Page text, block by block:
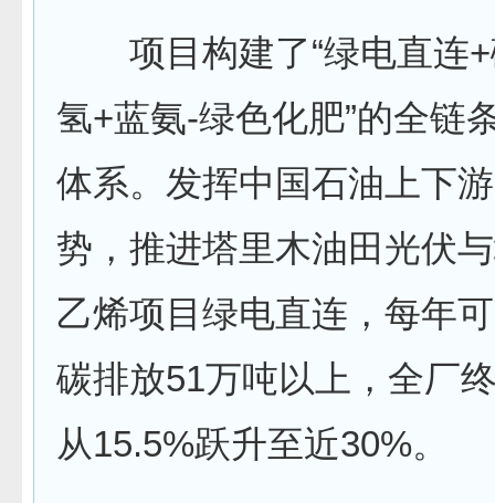
项目构建了“绿电直连+
氢+蓝氨-绿色化肥”的全链
体系。发挥中国石油上下
势，推进塔里木油田光伏
乙烯项目绿电直连，每年
碳排放51万吨以上，全厂
从15.5%跃升至近30%。